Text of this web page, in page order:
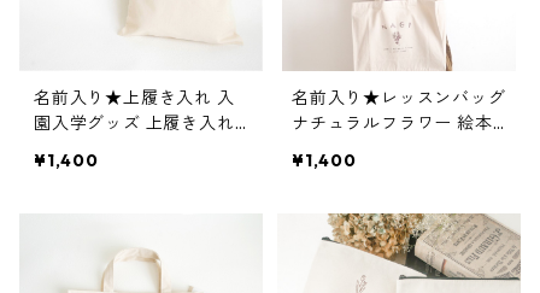
名前入り★上履き入れ 入
園入学グッズ 上履き入れ
¥1,400
名前入り★レッスンバッグ
ナチュラルフラワー 絵本
通学
¥1,400